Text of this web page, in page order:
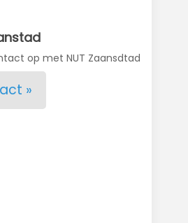
op met NUT Zaansdtad
»